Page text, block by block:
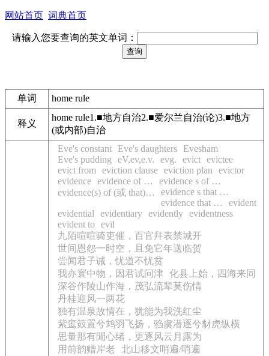
网站首页 词典首页
请输入您要查询的英文单词：
单词 home rule
释义
home rule1.■地方自治2.■爱尔兰自治(论)3.■地方
(或内部)自治
Eve's constant Eve's daughters
Evesham
Eve's pudding
eV,ev,e.v. evg. evict evictee
evict from
eviction clause eviction plan
evictor
evidence evidence of …
evidence s of …
evidence(s) of (或 that)…
evidence s that …
evidence that …
evident
evidential
evidentiary evidently evidentness
evident to evil
九陌喧喧骑吏催，百官拜表禁城开
世间恩怨一时空，且免它年送临贺
尝闻君子诫，忧道不忧贫
我亦寰中物，因君试问津
化县上始，四海来同
深谷作陵山作海，茂弘流辈莫伤情
丹桂迎风一两花
独有温泉故情在，犹能为我洗红尘
紫鸾笯置兮鸩羽飞扬，驺虞潜逐兮豺虎纵横
思量那有閒心绪，更逐风云月露为
用前韵赠岸老
北山移文哨遍/哨遍